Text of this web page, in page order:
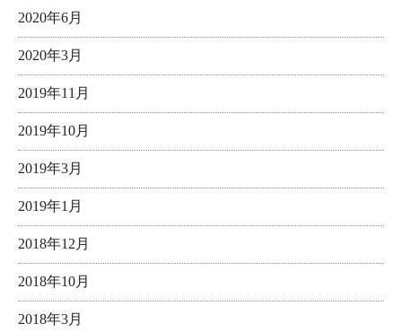
2020年6月
2020年3月
2019年11月
2019年10月
2019年3月
2019年1月
2018年12月
2018年10月
2018年3月